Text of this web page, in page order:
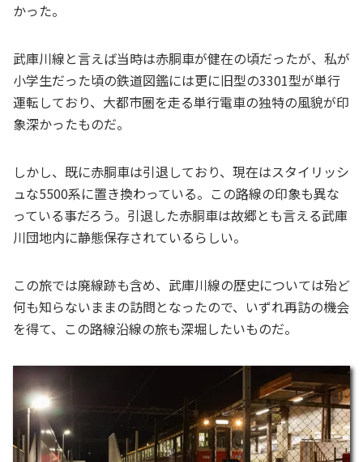
かった。
武庫川線と言えば当時は赤胴車が健在の頃だったが、私が
小学生だった頃の鉄道図鑑には更に旧型の3301型が単行
運転しており、大都市圏を走る単行電車の独特の風貌が印
象深かったものだ。
しかし、既に赤胴車は引退しており、現在はスタイリッシ
ュな5500系に置き換わっている。この路線の印象も異な
っている事だろう。引退した赤胴車は故郷とも言える武庫
川団地内に静態保存されているらしい。
この旅では廃線跡も含め、武庫川線の歴史については殆ど
何も知らないままの訪問となったので、いずれ再訪の機会
を得て、この路線沿線の旅も深堀したいものだ。